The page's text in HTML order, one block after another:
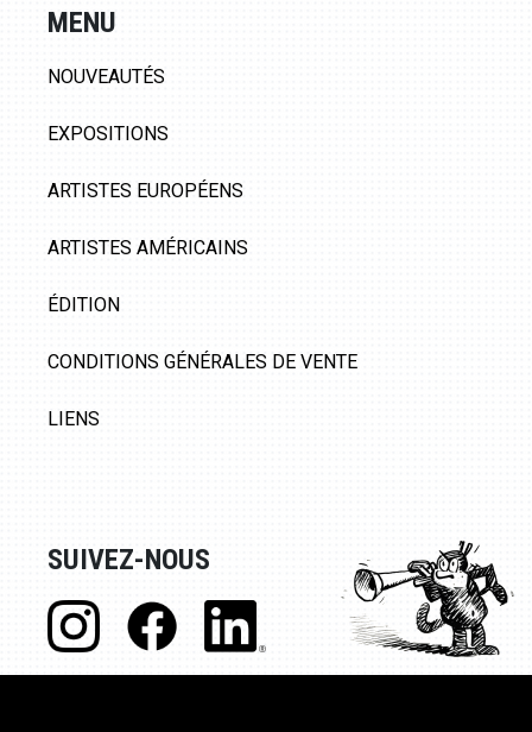
MENU
NOUVEAUTÉS
EXPOSITIONS
ARTISTES EUROPÉENS
ARTISTES AMÉRICAINS
ÉDITION
CONDITIONS GÉNÉRALES DE VENTE
LIENS
SUIVEZ-NOUS